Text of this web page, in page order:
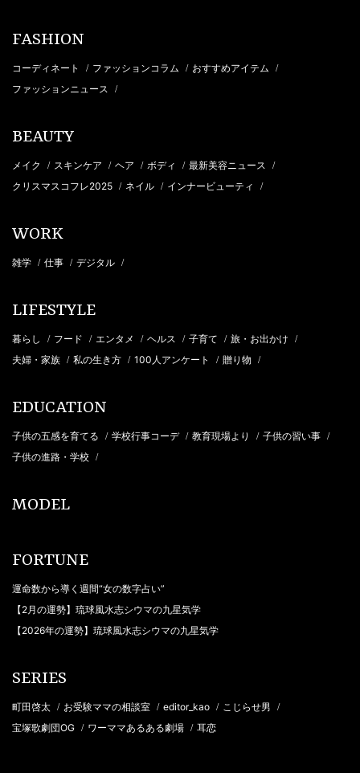
FASHION
コーディネート / ファッションコラム / おすすめアイテム /
ファッションニュース /
BEAUTY
メイク / スキンケア / ヘア / ボディ / 最新美容ニュース /
クリスマスコフレ2025 / ネイル / インナービューティ /
WORK
雑学 / 仕事 / デジタル /
LIFESTYLE
暮らし / フード / エンタメ / ヘルス / 子育て / 旅・お出かけ /
夫婦・家族 / 私の生き方 / 100人アンケート / 贈り物 /
EDUCATION
子供の五感を育てる / 学校行事コーデ / 教育現場より / 子供の習い事 /
子供の進路・学校 /
MODEL
FORTUNE
運命数から導く週間“女の数字占い”
【2月の運勢】琉球風水志シウマの九星気学
【2026年の運勢】琉球風水志シウマの九星気学
SERIES
町田啓太 / お受験ママの相談室 / editor_kao / こじらせ男 /
宝塚歌劇団OG / ワーママあるある劇場 / 耳恋